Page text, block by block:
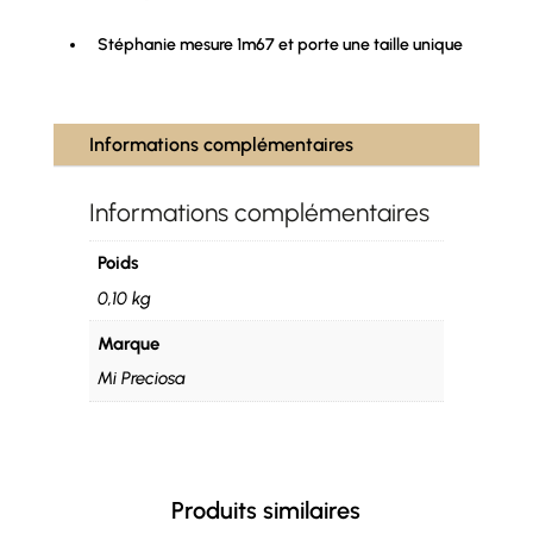
Stéphanie mesure 1m67 et porte une taille unique
Informations complémentaires
Informations complémentaires
Poids
0,10 kg
Marque
Mi Preciosa
Produits similaires